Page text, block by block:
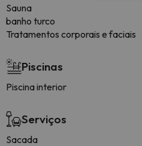
Sauna
banho turco
Tratamentos corporais e faciais
Piscinas
Piscina interior
Serviços
Sacada